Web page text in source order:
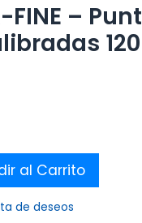
FINE –
al Carrito
de deseos